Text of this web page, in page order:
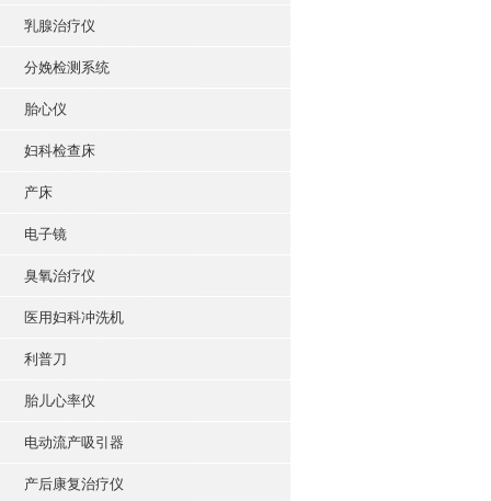
乳腺治疗仪
分娩检测系统
胎心仪
妇科检查床
产床
电子镜
臭氧治疗仪
医用妇科冲洗机
利普刀
胎儿心率仪
电动流产吸引器
产后康复治疗仪